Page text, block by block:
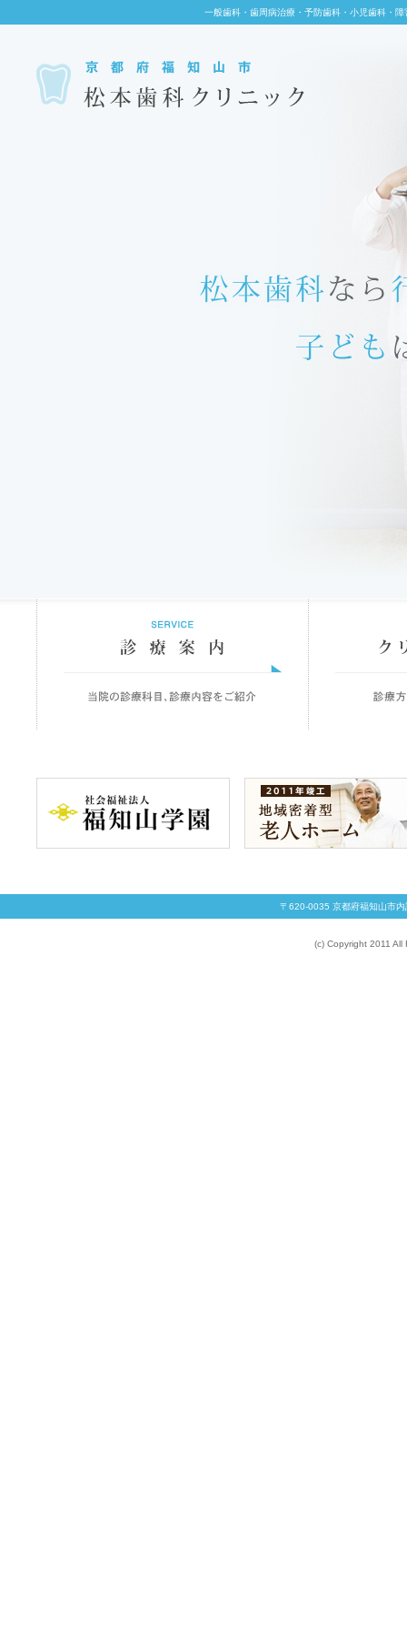
一般歯科・歯周病治療・予防歯科・小児歯科・
〒620-0035 京都府福知山市
(c) Copyright 2011 All